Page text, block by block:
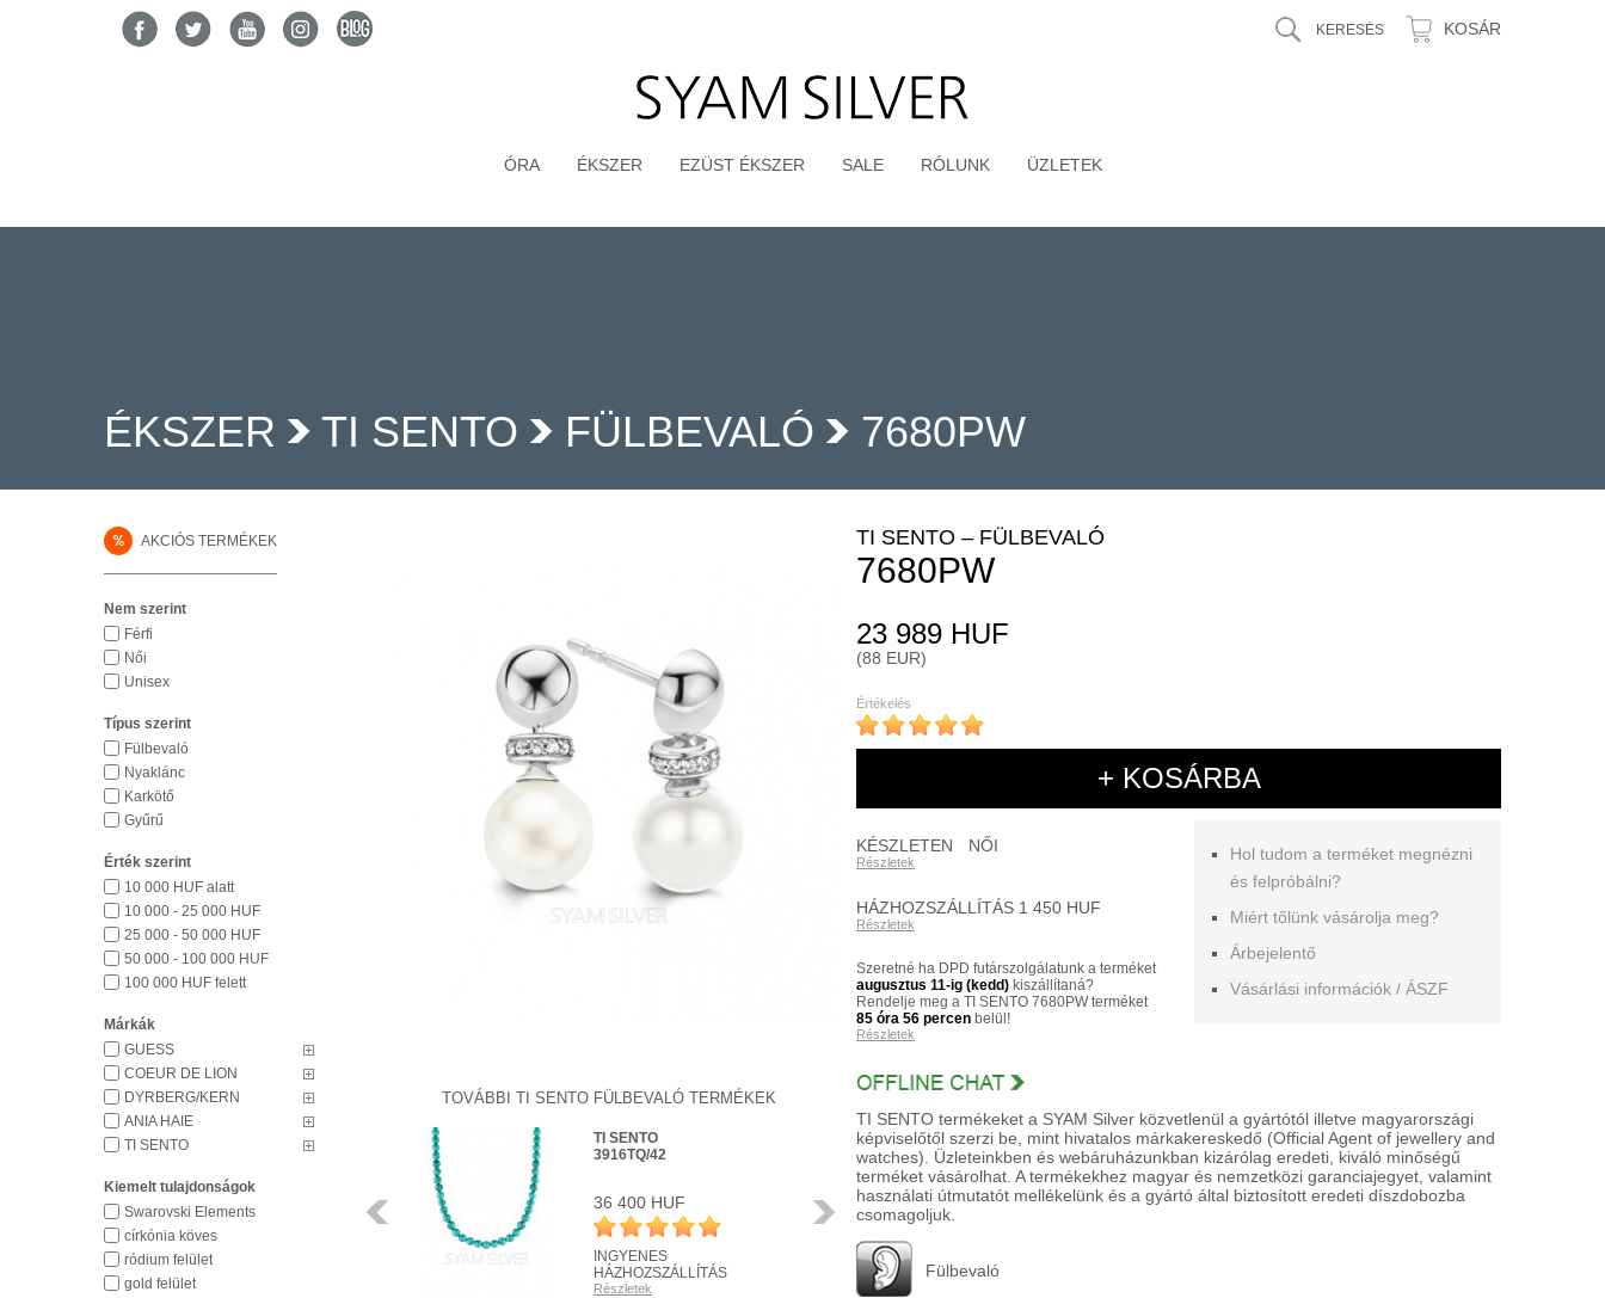
KOSÁR
ÓRA ÉKSZER EZÜST ÉKSZER SALE RÓLUNK ÜZLETEK
ÉKSZER >
TI SENTO >
FÜLBEVALÓ >
7680PW
% AKCIÓS TERMÉKEK
Nem szerint
Férfi
Női
Unisex
Típus szerint
Fülbevaló
Nyaklánc
Karkötő
Gyűrű
Érték szerint
10 000 HUF alatt
10 000 - 25 000 HUF
25 000 - 50 000 HUF
50 000 - 100 000 HUF
100 000 HUF felett
Márkák
GUESS
COEUR DE LION
DYRBERG/KERN
ANIA HAIE
TI SENTO
Kiemelt tulajdonságok
Swarovski Elements
církónia köves
ródium felület
gold felület
TI SENTO – FÜLBEVALÓ
7680PW
23 989 HUF
(88 EUR)
Értékelés
+ KOSÁRBA
Hol tudom a terméket megnézni
és felpróbálni?
Miért tőlünk vásárolja meg?
Árbejelentő
Vásárlási információk / ÁSZF
KÉSZLETEN
Részletek
NŐI
HÁZHOZSZÁLLÍTÁS 1 450 HUF
Részletek
Szeretné ha DPD futárszolgálatunk a terméket
augusztus 11-ig (kedd) kiszállítaná?
Rendelje meg a TI SENTO 7680PW terméket
85 óra 56 percen belül!
Részletek
TI SENTO termékeket a SYAM Silver közvetlenül a gyártótól illetve magyarországi
képviselőtől szerzi be, mint hivatalos márkakereskedő (Official Agent of jewellery and
watches). Üzleteinkben és webáruházunkban kizárólag eredeti, kiváló minőségű
terméket vásárolhat. A termékekhez magyar és nemzetközi garanciajegyet, valamint
használati útmutatót mellékelünk és a gyártó által biztosított eredeti díszdobozba
csomagoljuk.
Fülbevaló
TOVÁBBI TI SENTO FÜLBEVALÓ TERMÉKEK
TI SENTO
9228ZY
51 490 HUF
INGYENES
Részletek
TI SENTO
3916TQ/42
36 400 HUF
INGYENES
HÁZHOZSZÁLLÍTÁS
Részletek
TI SENTO
7597ZR
23 900 HUF
Következő